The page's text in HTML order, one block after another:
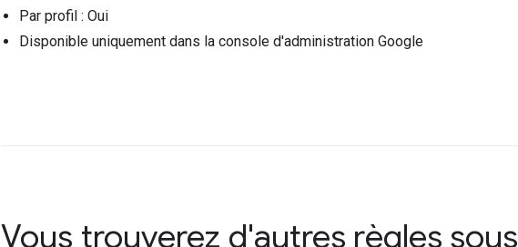
Par profil : Oui
Disponible uniquement dans la console d'administration Google
Vous trouverez d'autres règles sous